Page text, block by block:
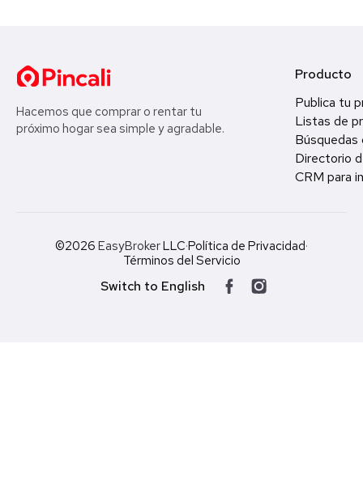
Hacemos que comprar o rentar tu
próximo hogar sea simple y agradable.
Producto
Publica tu
Listas de
Búsquedas
Directorio
CRM para
©2026 EasyBrokerLLC·Política de Privacidad·
Términos del Servicio
Switch to English